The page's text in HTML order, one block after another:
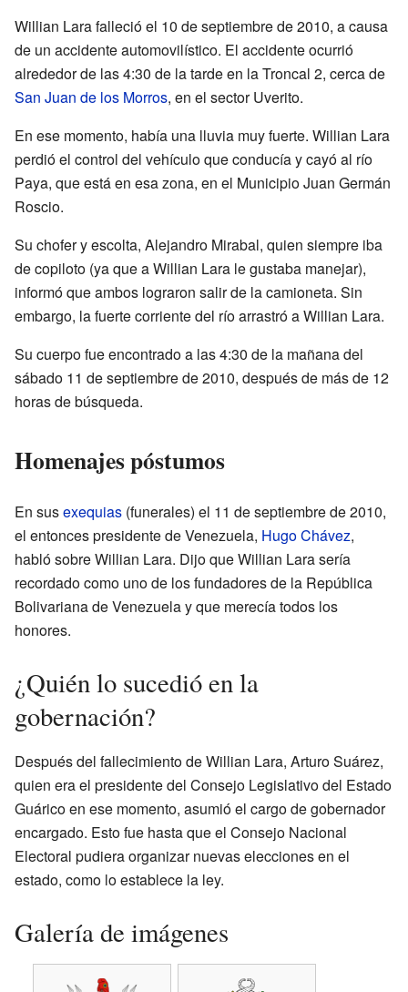
Willian Lara falleció el 10 de septiembre de 2010, a causa
de un accidente automovilístico. El accidente ocurrió
alrededor de las 4:30 de la tarde en la Troncal 2, cerca de
San Juan de los Morros, en el sector Uverito.
En ese momento, había una lluvia muy fuerte. Willian Lara
perdió el control del vehículo que conducía y cayó al río
Paya, que está en esa zona, en el Municipio Juan Germán
Roscio.
Su chofer y escolta, Alejandro Mirabal, quien siempre iba
de copiloto (ya que a Willian Lara le gustaba manejar),
informó que ambos lograron salir de la camioneta. Sin
embargo, la fuerte corriente del río arrastró a Willian Lara.
Su cuerpo fue encontrado a las 4:30 de la mañana del
sábado 11 de septiembre de 2010, después de más de 12
horas de búsqueda.
Homenajes póstumos
En susexequias (funerales) el 11 de septiembre de 2010,
el entonces presidente de Venezuela, Hugo Chávez,
habló sobre Willian Lara. Dijo que Willian Lara sería
recordado como uno de los fundadores de la República
Bolivariana de Venezuela y que merecía todos los
honores.
¿Quién lo sucedió en la
gobernación?
Después del fallecimiento de Willian Lara, Arturo Suárez,
quien era el presidente del Consejo Legislativo del Estado
Guárico en ese momento, asumió el cargo de gobernador
encargado. Esto fue hasta que el Consejo Nacional
Electoral pudiera organizar nuevas elecciones en el
estado, como lo establece la ley.
Galería de imágenes